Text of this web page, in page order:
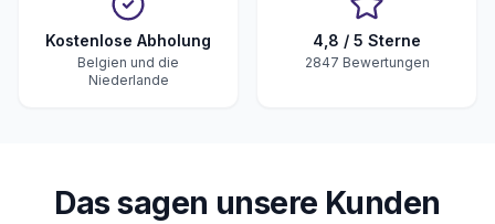
Kostenlose Abholung
Belgien und die
Niederlande
4,8 / 5 Sterne
2847 Bewertungen
Das sagen unsere Kunden